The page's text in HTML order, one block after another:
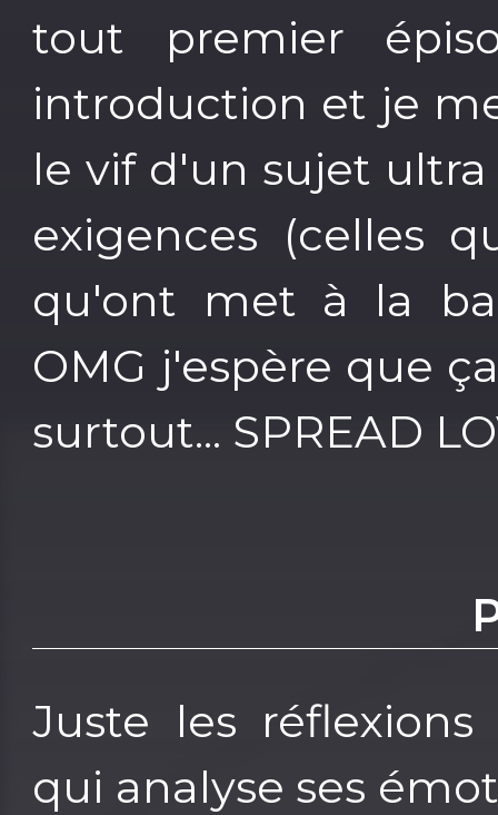
tout premier
introduction et je
le vif d'un sujet
exigences (celles
qu'ont met à la
OMG j'espère que
surtout... SPREAD
Juste les
qui analyse ses